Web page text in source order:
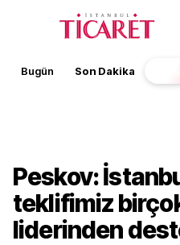
Bugün Son Dakika
Peskov:
teklifimiz
liderinden